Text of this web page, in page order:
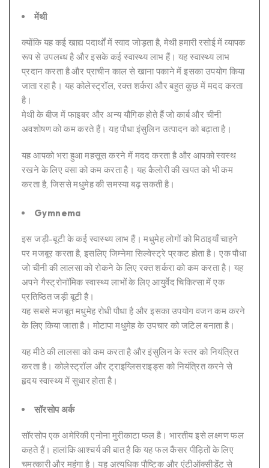
मेंथी
क्योंकि यह कई खाद्य पदार्थों में स्वाद जोड़ता है, मेथी हमारी रसोई में व्यापक
रूप से उपलब्ध है और इसके कई स्वास्थ्य लाभ हैं। यह स्वास्थ्य लाभ
प्रदान करता है और प्राचीन काल से खाना पकाने में इसका उपयोग किया
जाता रहा है। यह कोलेस्ट्रॉल, रक्त शर्करा और बहुत कुछ में मदद करता
है।
मेथी के बीज में फाइबर और अन्य यौगिक होते हैं जो कार्ब और चीनी
अवशोषण को कम करते हैं। यह पौधा इंसुलिन उत्पादन को बढ़ाता है।
यह आपको भरा हुआ महसूस करने में मदद करता है और आपको स्वस्थ
रखने के लिए वसा को कम करता है। यह कैलोरी की खपत को भी कम
करता है, जिससे मधुमेह की समस्या बढ़ सकती है।
Gymnema
इस जड़ी-बूटी के कई स्वास्थ्य लाभ हैं। मधुमेह लोगों को मिठाइयाँ चाहने
पर मजबूर करता है, इसलिए जिम्नेमा सिल्वेस्ट्रे प्रकट होता है। एक पौधा
जो चीनी की लालसा को रोकने के लिए रक्त शर्करा को कम करता है। यह
अपने गैस्ट्रोनॉमिक स्वास्थ्य लाभों के लिए आयुर्वेद चिकित्सा में एक
प्रतिष्ठित जड़ी बूटी है।
यह सबसे मजबूत मधुमेह रोधी पौधा है और इसका उपयोग वजन कम करने
के लिए किया जाता है। मोटापा मधुमेह के उपचार को जटिल बनाता है।
यह मीठे की लालसा को कम करता है और इंसुलिन के स्तर को नियंत्रित
करता है। कोलेस्ट्रॉल और ट्राइग्लिसराइड्स को नियंत्रित करने से
हृदय स्वास्थ्य में सुधार होता है।
सॉरसोप अर्क
सॉरसोप एक अमेरिकी एनोना मुरीकाटा फल है। भारतीय इसे लक्ष्मण फल
कहते हैं। हालांकि आश्चर्य की बात है कि यह फल कैंसर पीड़ितों के लिए
चमत्कारी और महंगा है। यह अत्यधिक पौष्टिक और एंटीऑक्सीडेंट से